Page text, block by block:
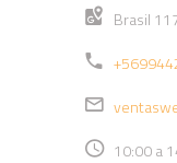
Brasil
10:00 a